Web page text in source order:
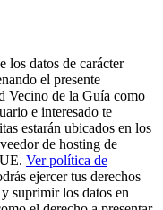
datos de carácter
el presente
Vecino de la Guía como
e interesado te
estarán ubicados en los
de hosting de
Ver política de
ejercer tus derechos
suprimir los datos en